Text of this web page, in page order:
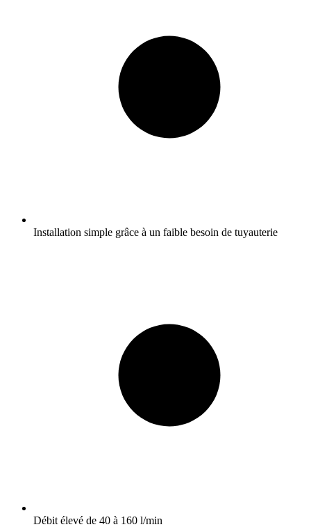
Installation simple grâce à un faible besoin de tuyauterie
Débit élevé de 40 à 160 l/min